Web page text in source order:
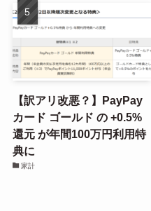
【訳アリ改悪？】PayPay
カード ゴールド の +0.5%
還元 が年間100万円利用特
典に
家計